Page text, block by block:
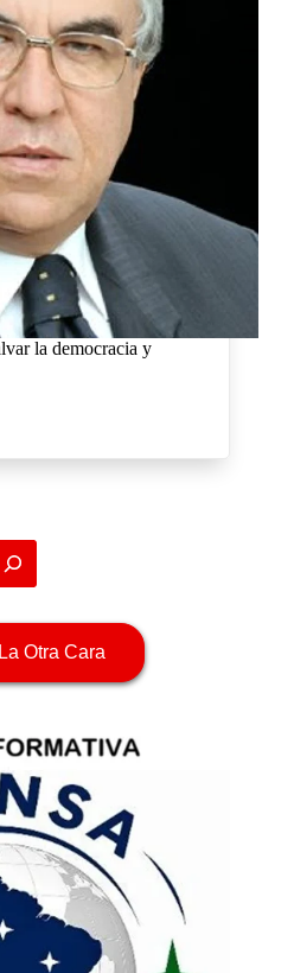
la democracia y
Otra Cara